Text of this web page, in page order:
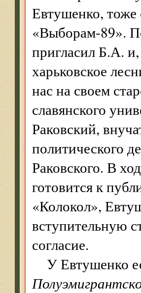
Евтушенко, тоже
«Выборам-89».
пригласил Б.А.
харьковское
нас на своем
славянского
Раковский,
политического
Раковского. В
готовится к
«Колокол»,
вступительную
согласие.
У Евтушенко